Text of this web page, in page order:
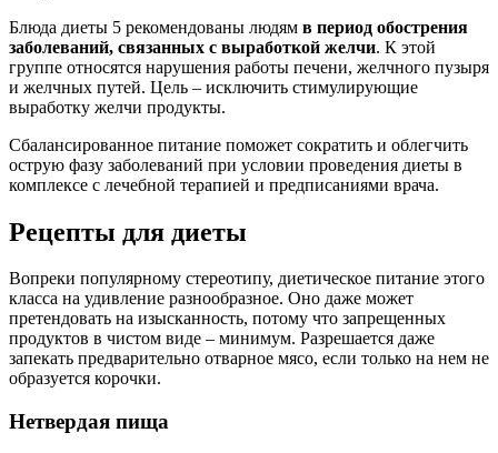
Блюда диеты 5 рекомендованы людям в период обострения
заболеваний, связанных с выработкой желчи. К этой
группе относятся нарушения работы печени, желчного пузыря
и желчных путей. Цель – исключить стимулирующие
выработку желчи продукты.
Сбалансированное питание поможет сократить и облегчить
острую фазу заболеваний при условии проведения диеты в
комплексе с лечебной терапией и предписаниями врача.
Рецепты для диеты
Вопреки популярному стереотипу, диетическое питание этого
класса на удивление разнообразное. Оно даже может
претендовать на изысканность, потому что запрещенных
продуктов в чистом виде – минимум. Разрешается даже
запекать предварительно отварное мясо, если только на нем не
образуется корочки.
Нетвердая пища